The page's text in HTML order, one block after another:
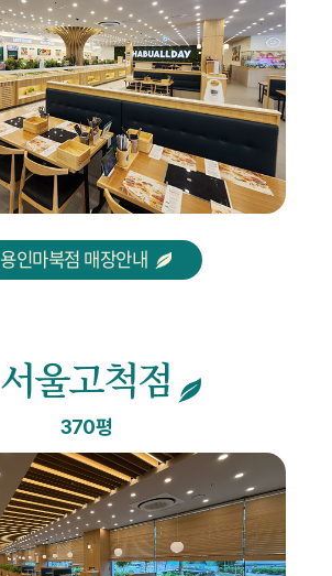
용인마북점 매장안내
서울고척점
370평